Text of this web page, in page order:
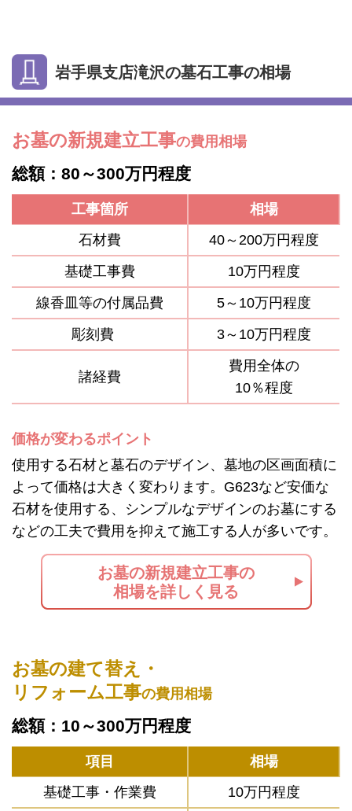
岩手県支店滝沢の墓石工事の相場
お墓の新規建立工事の費用相場
総額：80～300万円程度
工事箇所
相場
石材費
40～200万円程度
基礎工事費
10万円程度
線香皿等の付属品費
5～10万円程度
彫刻費
3～10万円程度
諸経費
費用全体の
10％程度
価格が変わるポイント
使用する石材と墓石のデザイン、墓地の区画面積に
よって価格は大きく変わります。G623など安価な
石材を使用する、シンプルなデザインのお墓にする
などの工夫で費用を抑えて施工する人が多いです。
お墓の新規建立工事の
相場を詳しく見る
お墓の建て替え・
リフォーム工事の費用相場
総額：10～300万円程度
項目
相場
基礎工事・作業費
10万円程度